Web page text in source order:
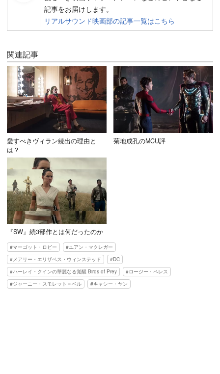
記事をお届けします。
リアルサウンド映画部の記事一覧はこちら
関連記事
愛すべきヴィラン続出の理由と
は？
菊地成孔のMCU評
『SW』続3部作とは何だったのか
マーゴット・ロビー
ユアン・マクレガー
メアリー・エリザベス・ウィンステッド
DC
ハーレイ・クインの華麗なる覚醒 Birds of Prey
ロージー・ペレス
ジャーニー・スモレット＝ベル
キャシー・ヤン